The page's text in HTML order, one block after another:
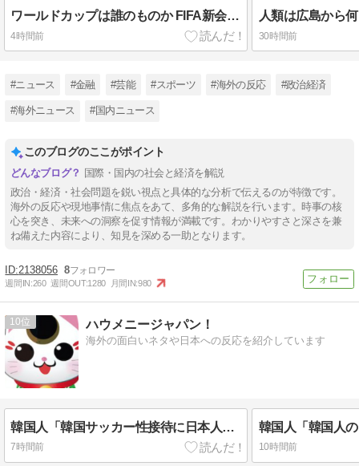
ワールドカップは誰のものか FIFA新会社構想が10日足らずで撤回された理由【海外の反応・解説】
4時間前 30時間前
#ニュース #金融 #芸能 #スポーツ #海外の反応 #政治経済
#海外ニュース #国内ニュース
このブログのここがポイント
国際・国内の社会と経済を解説
政治・経済・社会問題を鋭い視点と具体的な分析で伝えるのが特徴です。
海外の反応や現地事情に焦点をあて、多角的な解説を行います。時事の核
心を突き、未来への洞察を促す情報が満載です。わかりやすさと深さを兼
ね備えた内容により、知見を深める一助となります。
2138056 8
週間IN:260 週間OUT:1280 月間IN:980
10 ハウメニージャパン！
海外の面白いネタや日本への反応を紹介しています
韓国人「韓国サッカー性接待に日本人審判も接待受けたみたいだよ」
7時間前 10時間前